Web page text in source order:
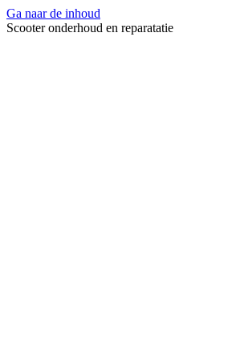
Ga naar de inhoud
Scooter onderhoud en reparatatie